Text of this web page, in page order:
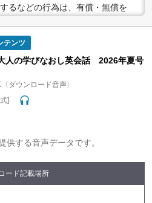
るなどの行為は、有償・無償を
中身については、事前の告知なく
、あらかじめご了承ください。
テンツ
人の学びなおし英会話 2026年夏号
ダウンロード音声〉
]
供する音声データです。
ード記載場所